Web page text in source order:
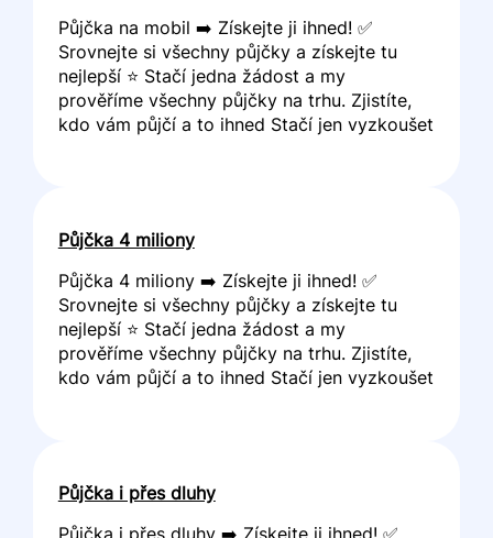
Půjčka na mobil ➡️ Získejte ji ihned! ✅
Srovnejte si všechny půjčky a získejte tu
nejlepší ⭐ Stačí jedna žádost a my
prověříme všechny půjčky na trhu. Zjistíte,
kdo vám půjčí a to ihned Stačí jen vyzkoušet
Půjčka 4 miliony
Půjčka 4 miliony ➡️ Získejte ji ihned! ✅
Srovnejte si všechny půjčky a získejte tu
nejlepší ⭐ Stačí jedna žádost a my
prověříme všechny půjčky na trhu. Zjistíte,
kdo vám půjčí a to ihned Stačí jen vyzkoušet
Půjčka i přes dluhy